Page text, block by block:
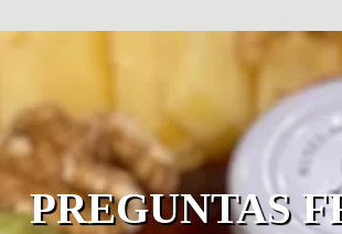
PREGUNTAS